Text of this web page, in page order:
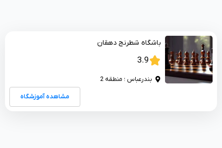
باشگاه شطرنج دهقان
3.9
بندرعباس ؛ منطقه 2
مشاهده آموزشگاه